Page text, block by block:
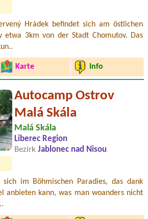
Hrádek befindet sich am östlichen
etwa 3km von der Stadt Chomutov. Das
Karte Info
Autocamp Ostrov
Malá Skála
Malá Skála
Liberec Region
Bezirk Jablonec nad Nisou
im Böhmischen Paradies, das dank
anbieten kann, was man woanders nicht